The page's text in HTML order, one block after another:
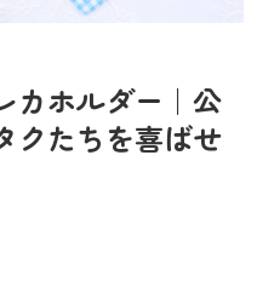
カホルダー｜公
クたちを喜ばせ